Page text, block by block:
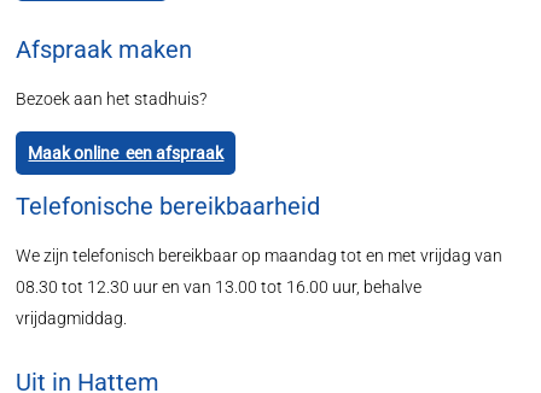
Afspraak maken
Bezoek aan het stadhuis?
Maak online een afspraak
Telefonische bereikbaarheid
We zijn telefonisch bereikbaar op maandag tot en met vrijdag van
08.30 tot 12.30 uur en van 13.00 tot 16.00 uur, behalve
vrijdagmiddag.
Uit in Hattem